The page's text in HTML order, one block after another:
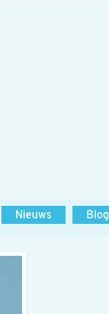
Nieuws Blog